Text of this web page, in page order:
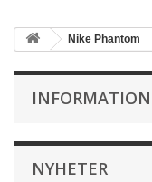
Nike Phantom
INFORMATION
NYHETER